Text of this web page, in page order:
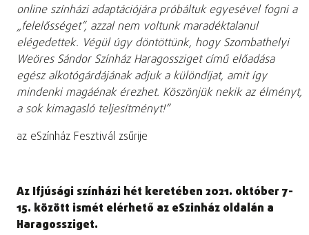
online színházi adaptációjára próbáltuk egyesével fogni a
„felelősséget”, azzal nem voltunk maradéktalanul
elégedettek. Végül úgy döntöttünk, hogy Szombathelyi
Weöres Sándor Színház Haragossziget című előadása
egész alkotógárdájának adjuk a különdíjat, amit így
mindenki magáénak érezhet. Köszönjük nekik az élményt,
a sok kimagasló teljesítményt!”
az eSzínház Fesztivál zsűrije
Az Ifjúsági színházi hét keretében 2021. október 7-
15. között ismét elérhető az eSzinház oldalán a
Haragossziget.